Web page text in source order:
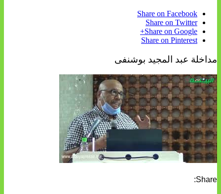
Share on Facebook
Share on Twitter
Share on Google+
Share on Pinterest
مداخلة عبد المجيد بوشنفى
Share: